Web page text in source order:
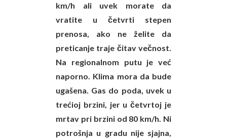
km/h ali uvek morate da
vratite u četvrti stepen
prenosa, ako ne želite da
preticanje traje čitav večnost.
Na regionalnom putu je već
naporno. Klima mora da bude
ugašena. Gas do poda, uvek u
trećioj brzini, jer u četvrtoj je
mrtav pri brzini od 80 km/h. Ni
potrošnja u gradu nije sjajna,